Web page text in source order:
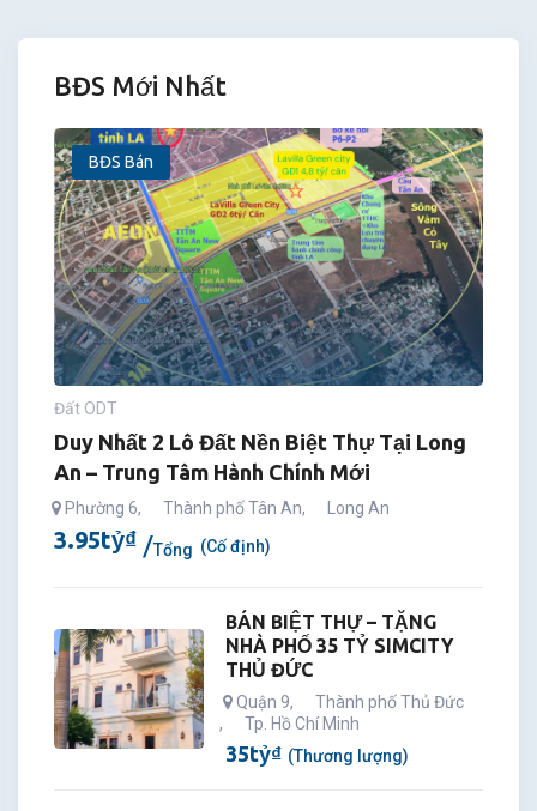
BĐS Mới Nhất
BĐS Bán
Đất ODT
Duy Nhất 2 Lô Đất Nền Biệt Thự Tại Long
An – Trung Tâm Hành Chính Mới
Phường 6, Thành phố Tân An, Long An
3.95tỷ₫ Tổng (Cố định)
BÁN BIỆT THỰ – TẶNG
NHÀ PHỐ 35 TỶ SIMCITY
THỦ ĐỨC
Quận 9,
Thành phố Thủ Đức
,
Tp. Hồ Chí Minh
35tỷ₫ (Thương lượng)